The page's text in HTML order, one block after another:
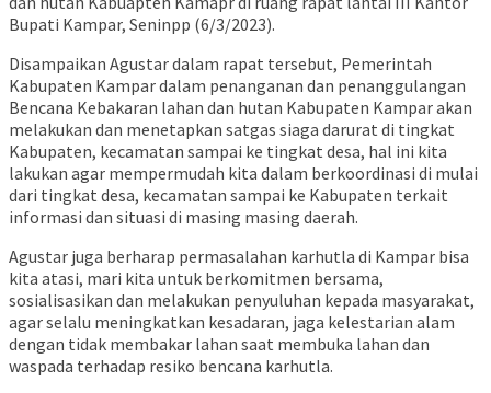
Bupati Kampar, Seninpp (6/3/2023).
Disampaikan Agustar dalam rapat tersebut, Pemerintah
Kabupaten Kampar dalam penanganan dan penanggulangan
Bencana Kebakaran lahan dan hutan Kabupaten Kampar akan
melakukan dan menetapkan satgas siaga darurat di tingkat
Kabupaten, kecamatan sampai ke tingkat desa, hal ini kita
lakukan agar mempermudah kita dalam berkoordinasi di mulai
dari tingkat desa, kecamatan sampai ke Kabupaten terkait
informasi dan situasi di masing masing daerah.
Agustar juga berharap permasalahan karhutla di Kampar bisa
kita atasi, mari kita untuk berkomitmen bersama,
sosialisasikan dan melakukan penyuluhan kepada masyarakat,
agar selalu meningkatkan kesadaran, jaga kelestarian alam
dengan tidak membakar lahan saat membuka lahan dan
waspada terhadap resiko bencana karhutla.